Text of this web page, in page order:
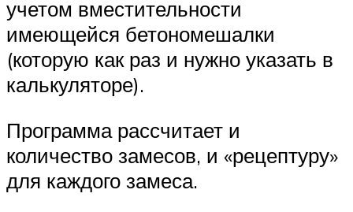
учетом вместительности
имеющейся бетономешалки
(которую как раз и нужно указать в
калькуляторе).
Программа рассчитает и
количество замесов, и «рецептуру»
для каждого замеса.